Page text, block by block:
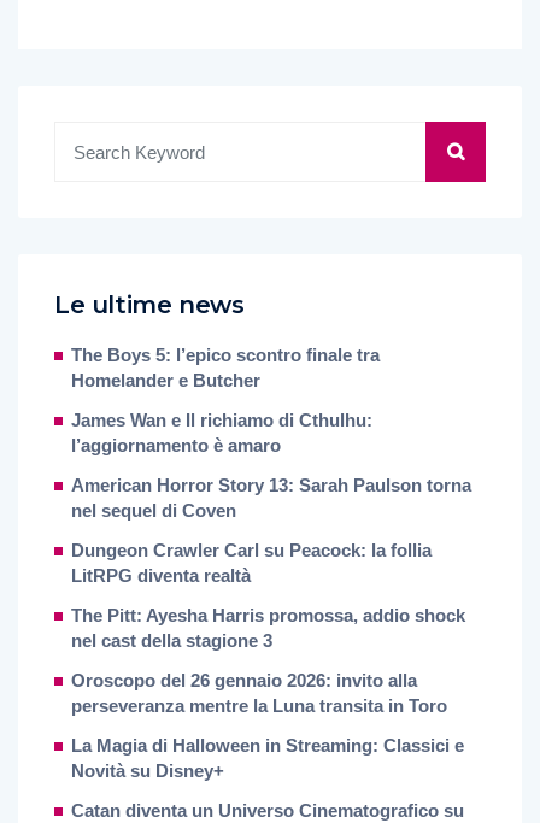
Le ultime news
The Boys 5: l’epico scontro finale tra
Homelander e Butcher
James Wan e Il richiamo di Cthulhu:
l’aggiornamento è amaro
American Horror Story 13: Sarah Paulson torna
nel sequel di Coven
Dungeon Crawler Carl su Peacock: la follia
LitRPG diventa realtà
The Pitt: Ayesha Harris promossa, addio shock
nel cast della stagione 3
Oroscopo del 26 gennaio 2026: invito alla
perseveranza mentre la Luna transita in Toro
La Magia di Halloween in Streaming: Classici e
Novità su Disney+
Catan diventa un Universo Cinematografico su